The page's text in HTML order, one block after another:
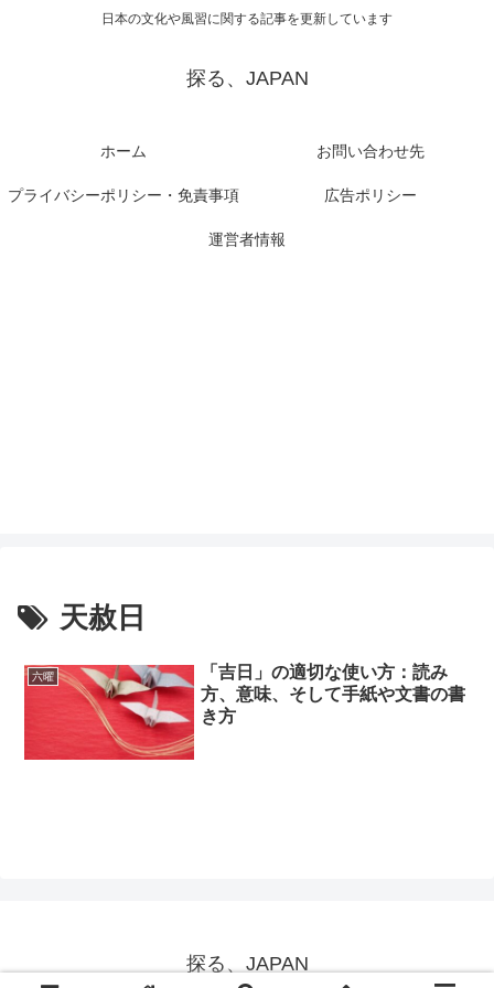
日本の文化や風習に関する記事を更新しています
探る、JAPAN
ホーム お問い合わせ先
プライバシーポリシー・免責事項 広告ポリシー
運営者情報
天赦日
六曜
「吉日」の適切な使い方：読み
方、意味、そして手紙や文書の書
き方
探る、JAPAN